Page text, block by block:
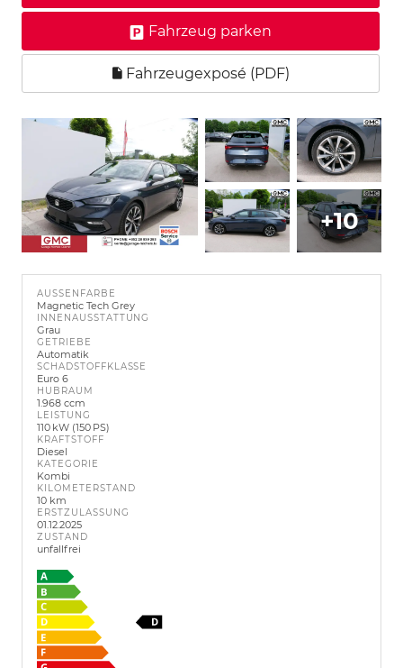
Fahrzeug parken
Fahrzeugexposé (PDF)
+10
AUSSENFARBE
Magnetic Tech Grey
INNENAUSSTATTUNG
Grau
GETRIEBE
Automatik
SCHADSTOFFKLASSE
Euro 6
HUBRAUM
1.968 ccm
LEISTUNG
110 kW (150 PS)
KRAFTSTOFF
Diesel
KATEGORIE
Kombi
KILOMETERSTAND
10 km
ERSTZULASSUNG
01.12.2025
ZUSTAND
unfallfrei